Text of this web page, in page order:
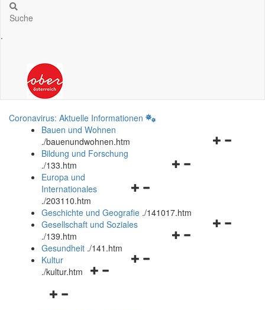
Suche
.
Coronavirus: Aktuelle Informationen
Bauen und Wohnen
./bauenundwohnen.htm
Navigationsmenü
Bildung und Forschung
./133.htm
Navigationsmenü
und
schließen
Europa und
Internationales
./203110.htm
Geschichte und Geografie ./141017.htm
Navigationsmenü
Gesellschaft und Soziales
./139.htm
Navigationsmenü
Gesundheit ./141.htm
Navigationsmenü
Kultur
./kultur.htm
Navigationsmenü